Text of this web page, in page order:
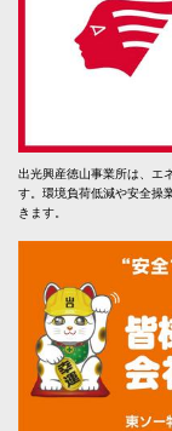
出光興産徳山事業所は、エ
す。環境負荷低減や安全操
きます。